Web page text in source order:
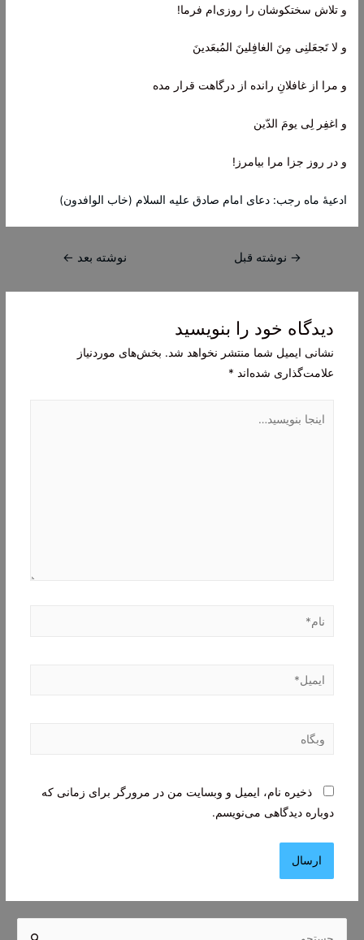
و تلاش سختکوشان را روزی‌ام فرما!
و لا تَجعَلنِى مِنَ الغافِلينَ المُبعَدينَ
و مرا از غافلانِ رانده از درگاهت قرار مده
و اغفِر لِى يومَ الدّين
و در روز جزا مرا بیامرز!
ادعیۀ ماه رجب: دعای امام صادق علیه السلام (خاب الوافدون)
راهبری
→ نوشته قبل نوشته بعد ←
دیدگاه‌ خود را بنویسید
نشانی ایمیل شما منتشر نخواهد شد. بخش‌های موردنیاز
علامت‌گذاری شده‌اند *
بنویسید…
نام*
ایمیل*
وبگاه
ذخیره نام، ایمیل و وبسایت من در مرورگر برای زمانی که
دوباره دیدگاهی می‌نویسم.